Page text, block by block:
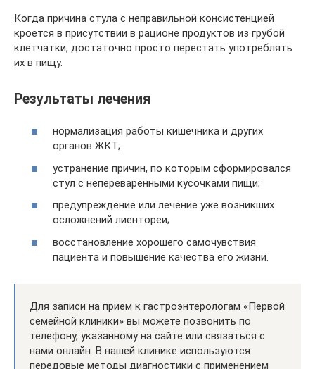
Когда причина стула с неправильной консистенцией
кроется в присутствии в рационе продуктов из грубой
клетчатки, достаточно просто перестать употреблять
их в пищу.
Результаты лечения
нормализация работы кишечника и других
органов ЖКТ;
устранение причин, по которым сформировался
стул с непереваренными кусочками пищи;
предупреждение или лечение уже возникших
осложнений лиентореи;
восстановление хорошего самочувствия
пациента и повышение качества его жизни.
Для записи на прием к гастроэнтерологам «Первой
семейной клиники» вы можете позвонить по
телефону, указанному на сайте или связаться с
нами онлайн. В нашей клинике используются
передовые методы диагностики с применением